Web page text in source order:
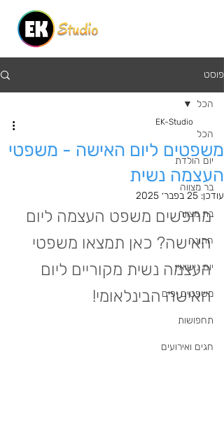
פוסט
הכל
יום הולדת
בר מצווה
בת מצווה
חתונה
יום נישואין
משפטים יפים
תחפושות
חגים ואירועים
הכל
משפטים ליום האישה - משפטי
העצמה נשית
EK-Studio
עודכן: 25 בפבר׳ 2025
מחפשים משפט העצמה ליום
האישה? כאן תמצאו משפטי
העצמה נשית מקוריים ליום
האישה הבינלאומי!